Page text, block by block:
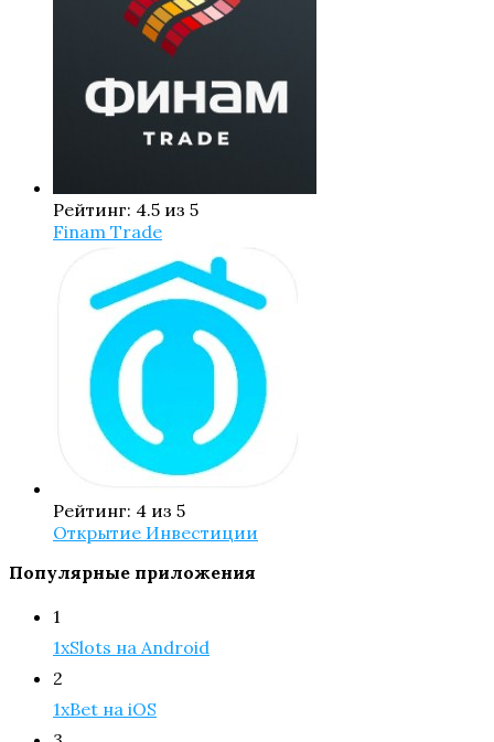
Рейтинг: 4.5 из 5
Finam Trade
Рейтинг: 4 из 5
Открытие Инвестиции
Популярные приложения
1
1xSlots на Android
2
1xBet на iOS